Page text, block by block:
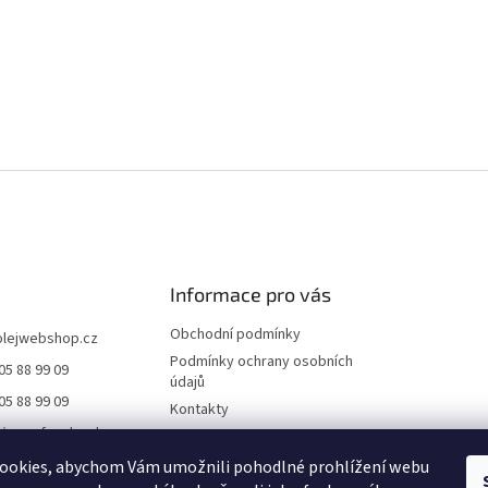
abychom Vám umožnili pohodlné prohlížení webu
88 99 09
88 99 09
Informace pro vás
Obchodní podmínky
Podmínky ochrany osobních
údajů
Kontakty
Blog